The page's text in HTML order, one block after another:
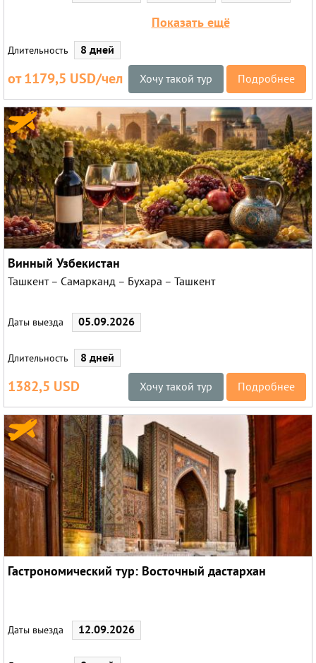
03.10.2026
10.10.2026
17.10.2026
Показать ещё
Длительность 8 дней
от 1179,5 USD/чел Хочу такой тур Подробнее
Винный Узбекистан
Ташкент – Самарканд – Бухара – Ташкент
Даты выезда 05.09.2026
Длительность 8 дней
1382,5 USD Хочу такой тур Подробнее
Гастрономический тур: Восточный дастархан
Даты выезда 12.09.2026